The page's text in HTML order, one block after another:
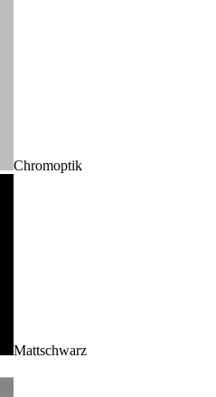
Chromoptik
Mattschwarz